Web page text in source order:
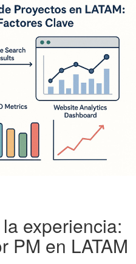
experiencia:
PM en LATAM